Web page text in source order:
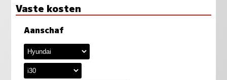
Vaste kosten
Aanschaf